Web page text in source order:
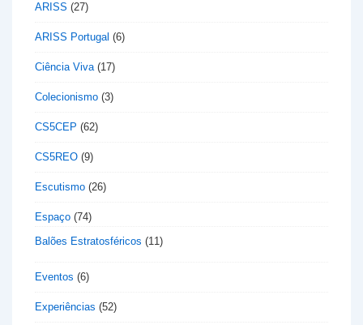
ARISS (27)
ARISS Portugal (6)
Ciência Viva(17)
Colecionismo (3)
CS5CEP (62)
CS5REO (9)
Escutismo (26)
Espaço (74)
Balões Estratosféricos (11)
Eventos (6)
Experiências (52)